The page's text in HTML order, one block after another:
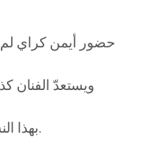
حضور أيمن كراي لم
ويستعدّ الفنان
بهذا النسق التصاعدي، يثبت أيمن كراي أنّه رقم فني صاعد في الأغنية التونسية، يجمع بين الرومانسية والإنتاج المتواصل، ويؤسس لمسار يبدو واعدا في السنوات القادمة.